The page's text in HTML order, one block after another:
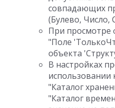
совпадающих
(Булево, Число,
При просмотре
"Поле
объекта
В настройках
использовании
"Каталог
"Каталог